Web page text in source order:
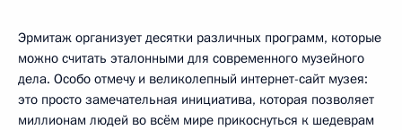
Эрмитаж организует десятки различных программ, которые
можно считать эталонными для современного музейного
дела. Особо отмечу и великолепный интернет-сайт музея:
это просто замечательная инициатива, которая позволяет
миллионам людей во всём мире прикоснуться к шедеврам